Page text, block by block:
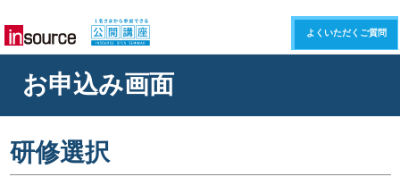
よくいただくご質問
お申込み画面
研修選択